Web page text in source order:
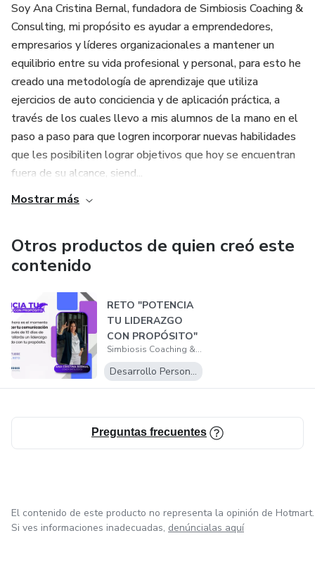
Soy Ana Cristina Bernal, fundadora de Simbiosis Coaching &
Consulting, mi propósito es ayudar a emprendedores,
empresarios y líderes organizacionales a mantener un
equilibrio entre su vida profesional y personal, para esto he
creado una metodología de aprendizaje que utiliza
ejercicios de auto conciciencia y de aplicación práctica, a
través de los cuales llevo a mis alumnos de la mano en el
paso a paso para que logren incorporar nuevas habilidades
que les posibiliten lograr objetivos que hoy se encuentran
fuera de su alcance, siend...
Mostrar más
Otros productos de quien creó este
contenido
RETO "POTENCIA
TU LIDERAZGO
CON PROPÓSITO"
Simbiosis Coaching &amp; Consulting
Desarrollo Personal
Preguntas frecuentes
El contenido de este producto no representa la opinión de Hotmart.
Si ves informaciones inadecuadas, denúncialas aquí